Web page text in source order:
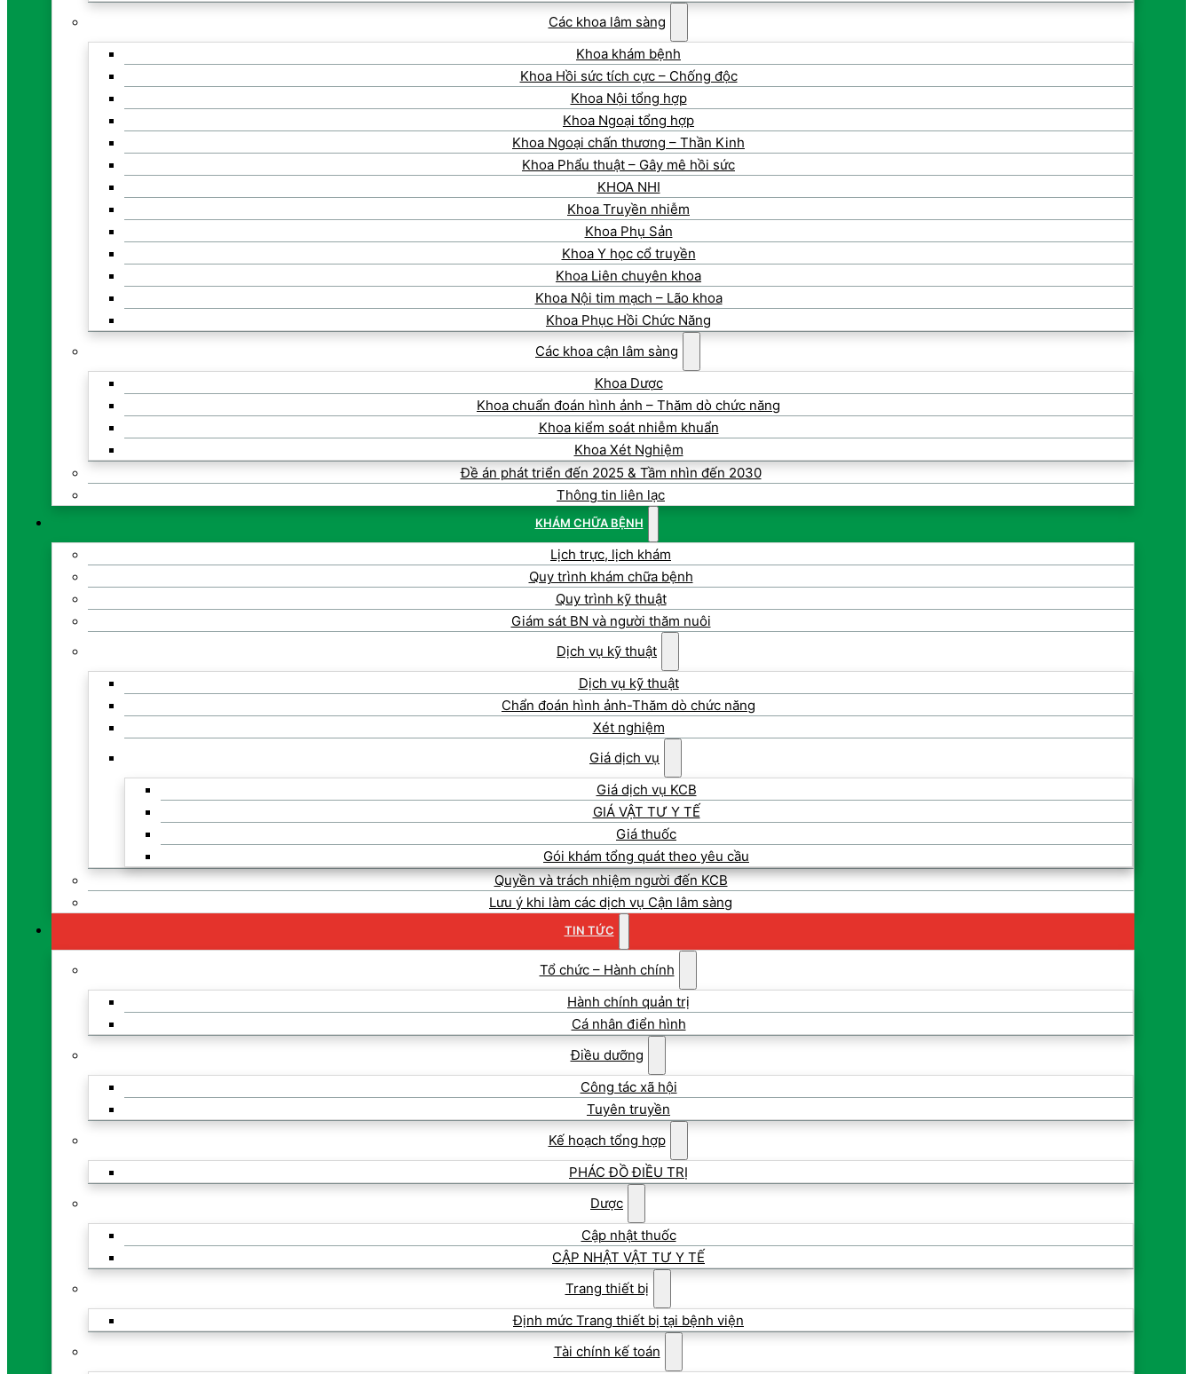
Các khoa lâm sàng
Khoa khám bệnh
Khoa Hồi sức tích cực – Chống độc
Khoa Nội tổng hợp
Khoa Ngoại tổng hợp
Khoa Ngoại chấn thương – Thần Kinh
Khoa Phẩu thuật – Gây mê hồi sức
KHOA NHI
Khoa Truyền nhiễm
Khoa Phụ Sản
Khoa Y học cổ truyền
Khoa Liên chuyên khoa
Khoa Nội tim mạch – Lão khoa
Khoa Phục Hồi Chức Năng
Các khoa cận lâm sàng
Khoa Dược
Khoa chuẩn đoán hình ảnh – Thăm dò chức năng
Khoa kiểm soát nhiễm khuẩn
Khoa Xét Nghiệm
Đề án phát triển đến 2025 & Tầm nhìn đến 2030
Thông tin liên lạc
KHÁM CHỮA BỆNH
Lịch trực, lịch khám
Quy trình khám chữa bệnh
Quy trình kỹ thuật
Giám sát BN và người thăm nuôi
Dịch vụ kỹ thuật
Dịch vụ kỹ thuật
Chẩn đoán hình ảnh-Thăm dò chức năng
Xét nghiệm
Giá dịch vụ
Giá dịch vụ KCB
GIÁ VẬT TƯ Y TẾ
Giá thuốc
Gói khám tổng quát theo yêu cầu
Quyền và trách nhiệm người đến KCB
Lưu ý khi làm các dịch vụ Cận lâm sàng
TIN TỨC
Tổ chức – Hành chính
Hành chính quản trị
Cá nhân điển hình
Điều dưỡng
Công tác xã hội
Tuyên truyền
Kế hoạch tổng hợp
PHÁC ĐỒ ĐIỀU TRỊ
Dược
Cập nhật thuốc
CẬP NHẬT VẬT TƯ Y TẾ
Trang thiết bị
Định mức Trang thiết bị tại bệnh viện
Tài chính kế toán